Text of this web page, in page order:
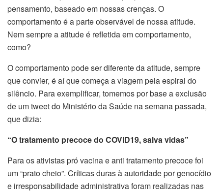
pensamento, baseado em nossas crenças. O
comportamento é a parte observável de nossa atitude.
Nem sempre a atitude é refletida em comportamento,
como?
O comportamento pode ser diferente da atitude, sempre
que convier, é aí que começa a viagem pela espiral do
silêncio. Para exemplificar, tomemos por base a exclusão
de um tweet do Ministério da Saúde na semana passada,
que dizia:
“O tratamento precoce do COVID19, salva vidas”
Para os ativistas pró vacina e anti tratamento precoce foi
um “prato cheio”. Críticas duras à autoridade por genocídio
e irresponsabilidade administrativa foram realizadas nas